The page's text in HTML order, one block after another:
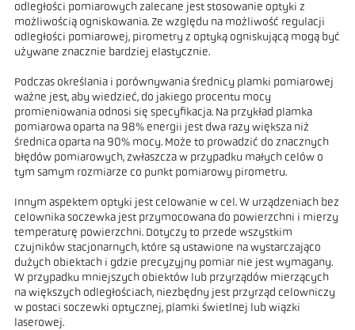
odległości pomiarowych zalecane jest stosowanie optyki z
możliwością ogniskowania. Ze względu na możliwość regulacji
odległości pomiarowej, pirometry z optyką ogniskującą mogą być
używane znacznie bardziej elastycznie.
Podczas określania i porównywania średnicy plamki pomiarowej
ważne jest, aby wiedzieć, do jakiego procentu mocy
promieniowania odnosi się specyfikacja. Na przykład plamka
pomiarowa oparta na 98% energii jest dwa razy większa niż
średnica oparta na 90% mocy. Może to prowadzić do znacznych
błędów pomiarowych, zwłaszcza w przypadku małych celów o
tym samym rozmiarze co punkt pomiarowy pirometru.
Innym aspektem optyki jest celowanie w cel. W urządzeniach bez
celownika soczewka jest przymocowana do powierzchni i mierzy
temperaturę powierzchni. Dotyczy to przede wszystkim
czujników stacjonarnych, które są ustawione na wystarczająco
dużych obiektach i gdzie precyzyjny pomiar nie jest wymagany.
W przypadku mniejszych obiektów lub przyrządów mierzących
na większych odległościach, niezbędny jest przyrząd celowniczy
w postaci soczewki optycznej, plamki świetlnej lub wiązki
laserowej.